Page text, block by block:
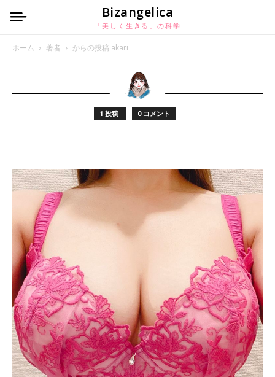
Bizangelica
「美しく生きる」の科学
ホーム 著者 からの投稿 akari
1 投稿 0 コメント